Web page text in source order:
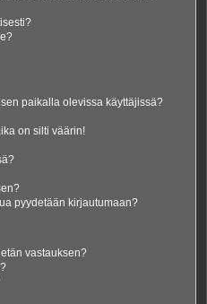
paikalla olevissa käyttäjissä?
on silti väärin!
pyydetään kirjautumaan?
vastauksen?